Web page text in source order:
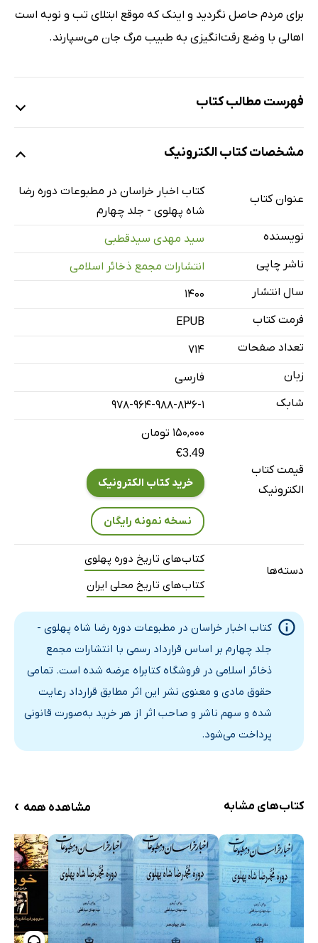
برای مردم حاصل نگردید و اینک که موقع ابتلای تب و نوبه است
اهالی با وضع رقت‌انگیزی به طبیب مرگ جان می‌سپارند.
فهرست مطالب کتاب
مسابقه فوتبال تیم محصلین یک گل زد
تجارت و عمامه
در اطراف زلزله و مساعدت دولت
در شیر و خورشید سرخ
از اسفراین می‌نویسند
اعانات مهم
اعلان
مبارزه با ملخ
کمیابی و گرانی گوشت
اخبار بجنورد
وضعیت بجنورد
معتادین تریاک، شیره و مرفین بخوانند
حکم جنایی
حکم قضایی
روز تاریخی: جشن مهم در باغ ارکان حرب
صدمه ملخ
رئیس پهلوی طایفه بربری‌ها
شرکت سهامی کارخانه نخریسی خراسان- محدود
جرائد منتشره 30 سال اخیر مشهد
سان تیپ مختلط
قدردانی از عملیات
اعطاء جوائز
مشخصات کتاب الکترونیک
عنوان کتاب
کتاب اخبار خراسان در مطبوعات دوره رضا
شاه پهلوی - جلد چهارم
نویسنده
سید مهدی سیدقطبی
ناشر چاپی
انتشارات مجمع ذخائر اسلامی
سال انتشار
۱۴۰۰
فرمت کتاب
EPUB
تعداد صفحات
714
زبان
فارسی
شابک
978-964-988-836-1
قیمت کتاب
الکترونیک
۱۵۰,۰۰۰ تومان
€3.49
خرید کتاب الکترونیک
نسخه نمونه رایگان
دسته‌ها
کتاب‌های تاریخ دوره پهلوی
کتاب‌های تاریخ محلی ایران
کتاب اخبار خراسان در مطبوعات دوره رضا شاه پهلوی -
جلد چهارم بر اساس قرارداد رسمی با انتشارات مجمع
ذخائر اسلامی در فروشگاه کتابراه عرضه شده است. تمامی
حقوق مادی و معنوی نشر این اثر مطابق قرارداد رعایت
شده و سهم ناشر و صاحب اثر از هر خرید به‌صورت قانونی
پرداخت می‌شود.
کتاب‌های مشابه مشاهده همه ›